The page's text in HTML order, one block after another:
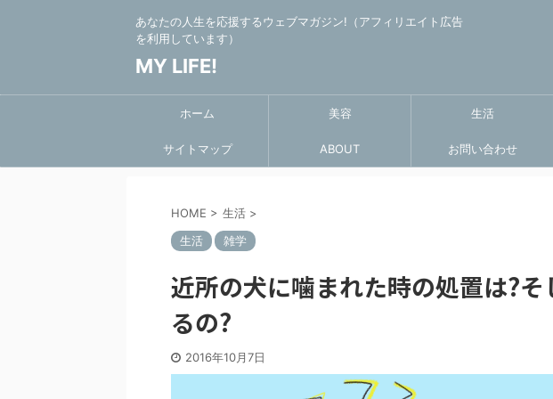
あなたの人生を応援するウェブマガジン!（アフィリエイト広告
を利用しています）
MY LIFE!
ホーム 美容 生活
サイトマップ ABOUT お問い合わせ
HOME > 生活 >
生活
雑学
近所の犬に噛まれた時の処置は?
るの?
2016年10月7日